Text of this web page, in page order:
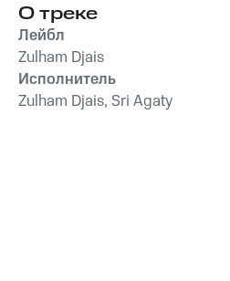
О треке
Лейбл
Zulham Djais
Исполнитель
Zulham Djais, Sri Agaty